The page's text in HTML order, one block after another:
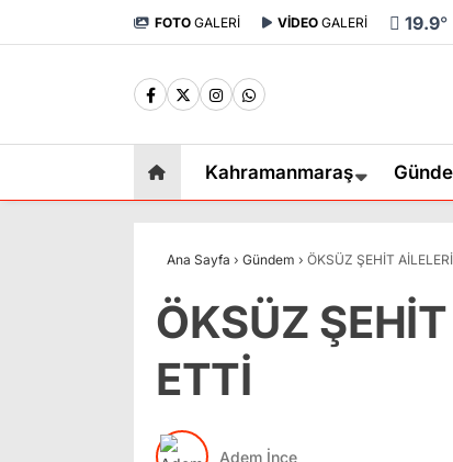
FOTO GALERİ VİDEO GALERİ 19.9°
Kahramanmaraş
Ana Sayfa › Gündem › ÖKSÜZ ŞEHİT
ÖKSÜZ
ETTİ
Adem İnce